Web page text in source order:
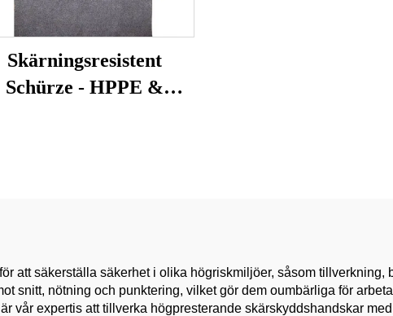
Skärningsresistent
Schürze - HPPE &
att säkerställa säkerhet i olika högriskmiljöer, såsom
snitt, nötning och punktering, vilket gör dem oumbärliga för
vår expertis att tillverka högpresterande skärskyddshandskar